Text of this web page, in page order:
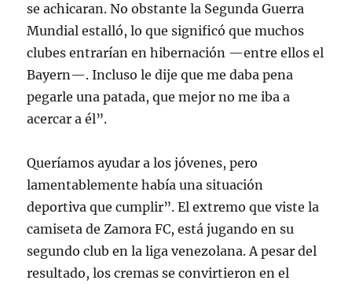
se achicaran. No obstante la Segunda Guerra
Mundial estalló, lo que significó que muchos
clubes entrarían en hibernación —entre ellos el
Bayern—. Incluso le dije que me daba pena
pegarle una patada, que mejor no me iba a
acercar a él”.
Queríamos ayudar a los jóvenes, pero
lamentablemente había una situación
deportiva que cumplir”. El extremo que viste la
camiseta de Zamora FC, está jugando en su
segundo club en la liga venezolana. A pesar del
resultado, los cremas se convirtieron en el